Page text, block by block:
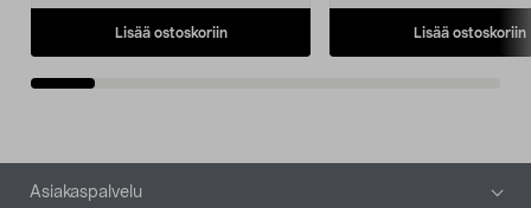
Lisää ostoskoriin Lisää ostoskoriin
Alatunniste
Asiakaspalvelu